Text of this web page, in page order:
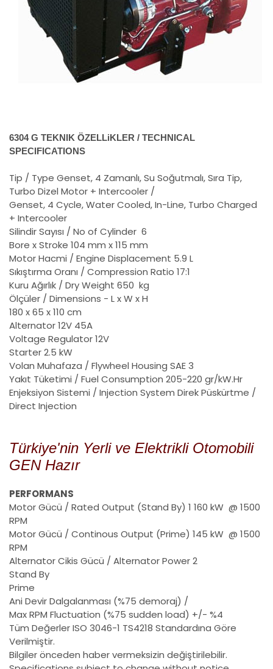
6304 G TEKNIK ÖZELLiKLER / TECHNICAL
SPECIFICATIONS
Tip / Type Genset, 4 Zamanlı, Su Soğutmalı, Sıra Tip,
Turbo Dizel Motor + Intercooler /
Genset, 4 Cycle, Water Cooled, In-Line, Turbo Charged
+ Intercooler
Silindir Sayısı / No of Cylinder 6
Bore x Stroke 104 mm x 115 mm
Motor Hacmi / Engine Displacement 5.9 L
Sıkıştırma Oranı / Compression Ratio 17:1
Kuru Ağırlık / Dry Weight 650 kg
Ölçüler / Dimensions - L x W x H
180 x 65 x 110 cm
Alternator12V 45A
Voltage Regulator12V
Starter2.5 kW
Volan Muhafaza / Flywheel Housing SAE 3
Yakıt Tüketimi / Fuel Consumption 205-220 gr/kW.Hr
Enjeksiyon Sistemi / Injection System Direk Püskürtme /
Direct Injection
Türkiye'nin Yerli ve Elektrikli Otomobili
GEN Hazır
PERFORMANS
Motor Gücü / Rated Output (Stand By) 1 160 kW @ 1500
RPM
Motor Gücü / Continous Output (Prime) 145 kW @ 1500
RPM
Alternator Cikis Gücü / Alternator Power 2
Stand By
Prime
Ani Devir Dalgalanması (%75 demoraj) /
Max RPM Fluctuation (%75 sudden load) +/- %4
Tüm Değerler ISO 3046-1 TS4218 Standardına Göre
Verilmiştir.
Bilgiler önceden haber vermeksizin değiştirilebilir.